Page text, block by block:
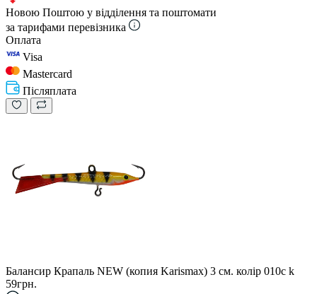
Новою Поштою у відділення та поштомати
за тарифами перевізника
Оплата
Visa
Mastercard
Післяплата
Балансир Крапаль NEW (копия Karismax) 3 см. колір 010c k
59грн.